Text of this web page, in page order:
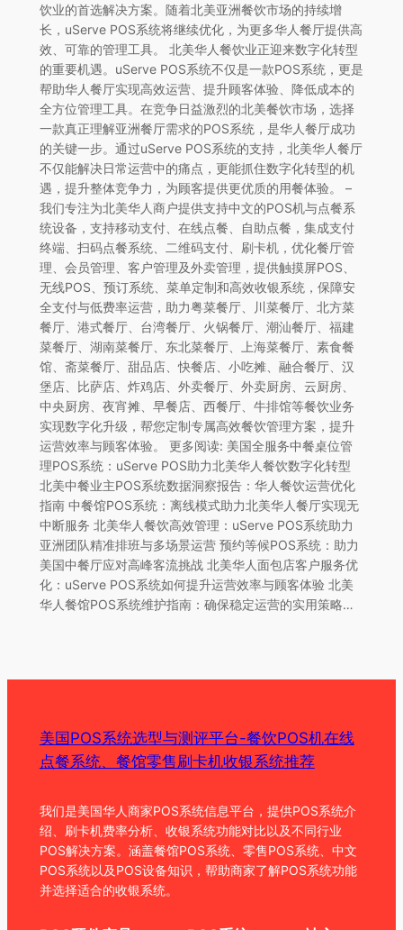
饮业的首选解决方案。随着北美亚洲餐饮市场的持续增
长，uServe POS系统将继续优化，为更多华人餐厅提供高
效、可靠的管理工具。 北美华人餐饮业正迎来数字化转型
的重要机遇。uServe POS系统不仅是一款POS系统，更是
帮助华人餐厅实现高效运营、提升顾客体验、降低成本的
全方位管理工具。在竞争日益激烈的北美餐饮市场，选择
一款真正理解亚洲餐厅需求的POS系统，是华人餐厅成功
的关键一步。通过uServe POS系统的支持，北美华人餐厅
不仅能解决日常运营中的痛点，更能抓住数字化转型的机
遇，提升整体竞争力，为顾客提供更优质的用餐体验。 –
我们专注为北美华人商户提供支持中文的POS机与点餐系
统设备，支持移动支付、在线点餐、自助点餐，集成支付
终端、扫码点餐系统、二维码支付、刷卡机，优化餐厅管
理、会员管理、客户管理及外卖管理，提供触摸屏POS、
无线POS、预订系统、菜单定制和高效收银系统，保障安
全支付与低费率运营，助力粤菜餐厅、川菜餐厅、北方菜
餐厅、港式餐厅、台湾餐厅、火锅餐厅、潮汕餐厅、福建
菜餐厅、湖南菜餐厅、东北菜餐厅、上海菜餐厅、素食餐
馆、斋菜餐厅、甜品店、快餐店、小吃摊、融合餐厅、汉
堡店、比萨店、炸鸡店、外卖餐厅、外卖厨房、云厨房、
中央厨房、夜宵摊、早餐店、西餐厅、牛排馆等餐饮业务
实现数字化升级，帮您定制专属高效餐饮管理方案，提升
运营效率与顾客体验。 更多阅读: 美国全服务中餐桌位管
理POS系统：uServe POS助力北美华人餐饮数字化转型
北美中餐业主POS系统数据洞察报告：华人餐饮运营优化
指南 中餐馆POS系统：离线模式助力北美华人餐厅实现无
中断服务 北美华人餐饮高效管理：uServe POS系统助力
亚洲团队精准排班与多场景运营 预约等候POS系统：助力
美国中餐厅应对高峰客流挑战 北美华人面包店客户服务优
化：uServe POS系统如何提升运营效率与顾客体验 北美
华人餐馆POS系统维护指南：确保稳定运营的实用策略…
美国POS系统选型与测评平台-餐饮POS机在线
点餐系统、餐馆零售刷卡机收银系统推荐
我们是美国华人商家POS系统信息平台，提供POS系统介
绍、刷卡机费率分析、收银系统功能对比以及不同行业
POS解决方案。涵盖餐馆POS系统、零售POS系统、中文
POS系统以及POS设备知识，帮助商家了解POS系统功能
并选择适合的收银系统。